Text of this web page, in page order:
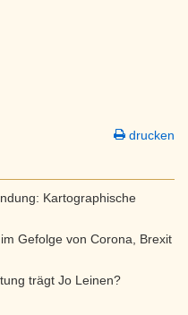
drucken
Kartographische
Gefolge von Corona, Brexit
trägt Jo Leinen?